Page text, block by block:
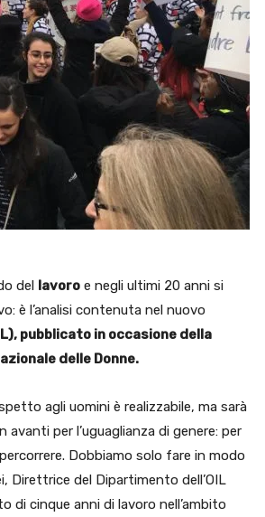
del lavoro e negli ultimi 20 anni si
è l’analisi contenuta nel nuovo
pubblicato in occasione della
delle Donne.
agli uomini è realizzabile, ma sarà
per l’uguaglianza di genere: per
Dobbiamo solo fare in modo
Direttrice del Dipartimento dell’OIL
di cinque anni di lavoro nell’ambito